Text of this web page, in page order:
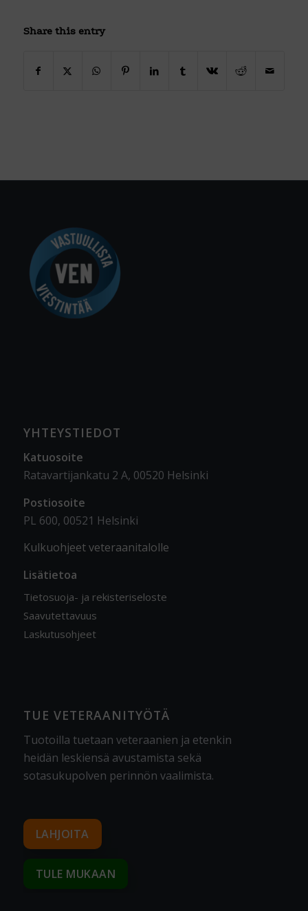
Share this entry
YHTEYSTIEDOT
Katuosoite
Ratavartijankatu 2 A, 00520 Helsinki
Postiosoite
PL 600, 00521 Helsinki
Kulkuohjeet veteraanitalolle
Lisätietoa
Tietosuoja- ja rekisteriseloste
Saavutettavuus
Laskutusohjeet
TUE VETERAANITYÖTÄ
Tuotoilla tuetaan veteraanien ja etenkin
heidän leskiensä avustamista sekä
sotasukupolven perinnön vaalimista.
LAHJOITA
TULE MUKAAN